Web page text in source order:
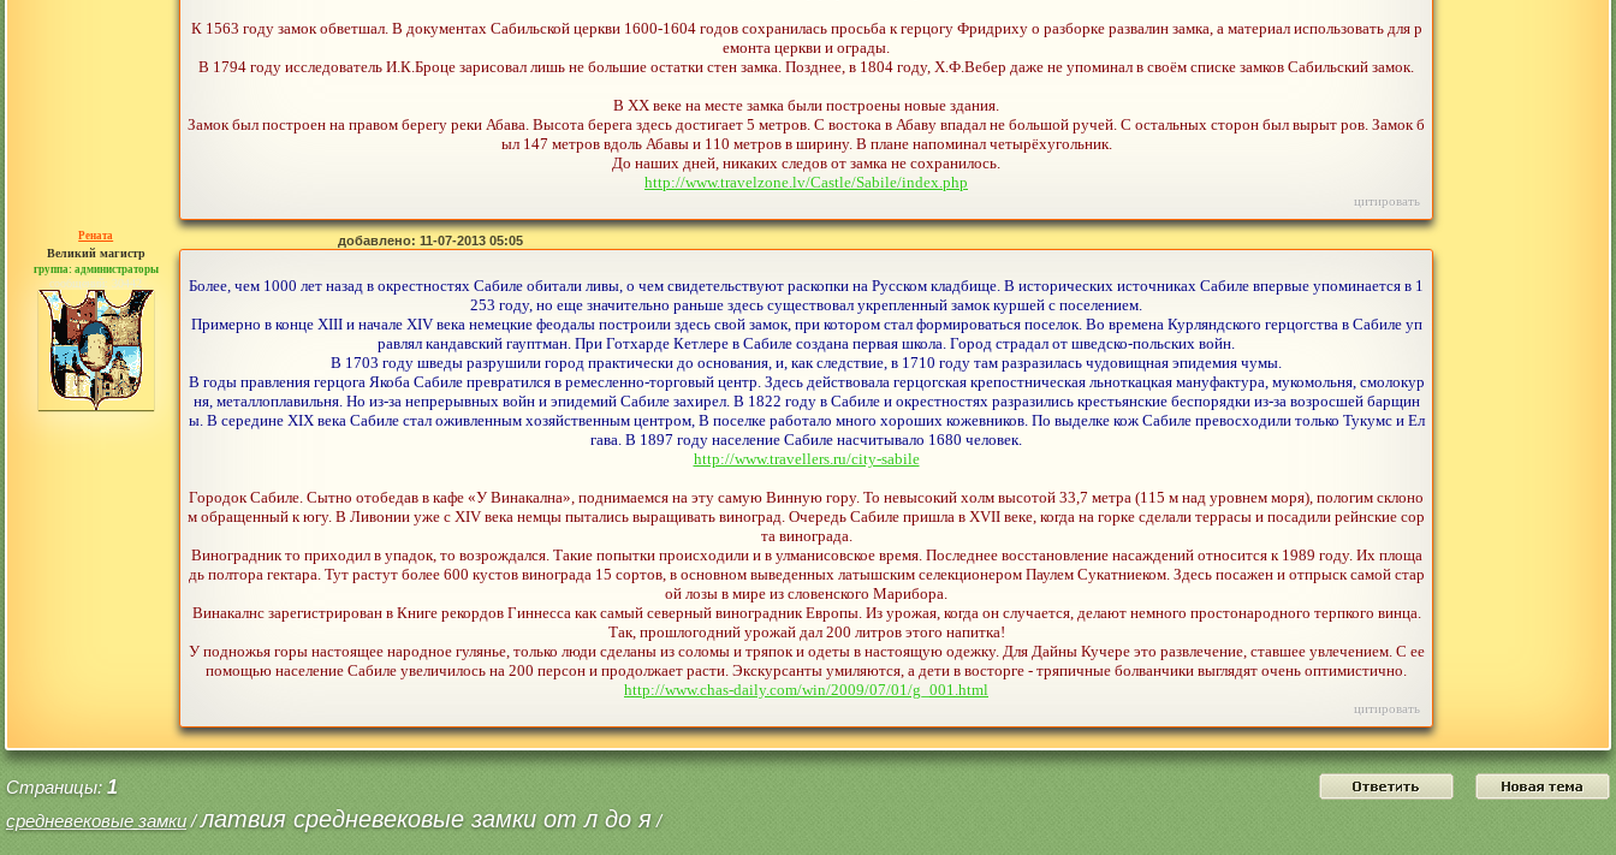
К 1563 году замок обветшал. В документах Сабильской церкви 1600-1604 годов сохранилась просьба к герцогу Фридриху о разборке развалин замка, а материал использовать для р
емонта церкви и ограды.
В 1794 году исследователь И.К.Броце зарисовал лишь не большие остатки стен замка. Позднее, в 1804 году, Х.Ф.Вебер даже не упоминал в своём списке замков Сабильский замок.
В ХХ веке на месте замка были построены новые здания.
Замок был построен на правом берегу реки Абава. Высота берега здесь достигает 5 метров. С востока в Абаву впадал не большой ручей. С остальных сторон был вырыт ров. Замок б
ыл 147 метров вдоль Абавы и 110 метров в ширину. В плане напоминал четырёхугольник.
До наших дней, никаких следов от замка не сохранилось.
http://www.travelzone.lv/Castle/Sabile/index.php
цитировать
Рената
Великий магистр
группа: администраторы
сообщений: 30442
добавлено: 11-07-2013 05:05
Более, чем 1000 лет назад в окрестностях Сабиле обитали ливы, о чем свидетельствуют раскопки на Русском кладбище. В исторических источниках Сабиле впервые упоминается в 1
253 году, но еще значительно раньше здесь существовал укрепленный замок куршей с поселением.
Примерно в конце XIII и начале XIV века немецкие феодалы построили здесь свой замок, при котором стал формироваться поселок. Во времена Курляндского герцогства в Сабиле уп
равлял кандавский гауптман. При Готхарде Кетлере в Сабиле создана первая школа. Город страдал от шведско-польских войн.
В 1703 году шведы разрушили город практически до основания, и, как следствие, в 1710 году там разразилась чудовищная эпидемия чумы.
В годы правления герцога Якоба Сабиле превратился в ремесленно-торговый центр. Здесь действовала герцогская крепостническая льноткацкая мануфактура, мукомольня, смолокур
ня, металлоплавильня. Но из-за непрерывных войн и эпидемий Сабиле захирел. В 1822 году в Сабиле и окрестностях разразились крестьянские беспорядки из-за возросшей барщин
ы. В середине XIX века Сабиле стал оживленным хозяйственным центром, В поселке работало много хороших кожевников. По выделке кож Сабиле превосходили только Тукумс и Ел
гава. В 1897 году население Сабиле насчитывало 1680 человек.
http://www.travellers.ru/city-sabile
Городок Сабиле. Сытно отобедав в кафе «У Винакална», поднимаемся на эту самую Винную гору. То невысокий холм высотой 33,7 метра (115 м над уровнем моря), пологим склоно
м обращенный к югу. В Ливонии уже с XIV века немцы пытались выращивать виноград. Очередь Сабиле пришла в XVII веке, когда на горке сделали террасы и посадили рейнские сор
та винограда.
Виноградник то приходил в упадок, то возрождался. Такие попытки происходили и в улманисовское время. Последнее восстановление насаждений относится к 1989 году. Их площа
дь полтора гектара. Тут растут более 600 кустов винограда 15 сортов, в основном выведенных латышским селекционером Паулем Сукатниеком. Здесь посажен и отпрыск самой стар
ой лозы в мире из словенского Марибора.
Винакалнс зарегистрирован в Книге рекордов Гиннесса как самый северный виноградник Европы. Из урожая, когда он случается, делают немного простонародного терпкого винца.
Так, прошлогодний урожай дал 200 литров этого напитка!
У подножья горы настоящее народное гулянье, только люди сделаны из соломы и тряпок и одеты в настоящую одежку. Для Дайны Кучере это развлечение, ставшее увлечением. С ее
помощью население Сабиле увеличилось на 200 персон и продолжает расти. Экскурсанты умиляются, а дети в восторге - тряпичные болванчики выглядят очень оптимистично.
http://www.chas-daily.com/win/2009/07/01/g_001.html
цитировать
Страницы: 1
средневековые замки/латвия средневековые замки от л до я /